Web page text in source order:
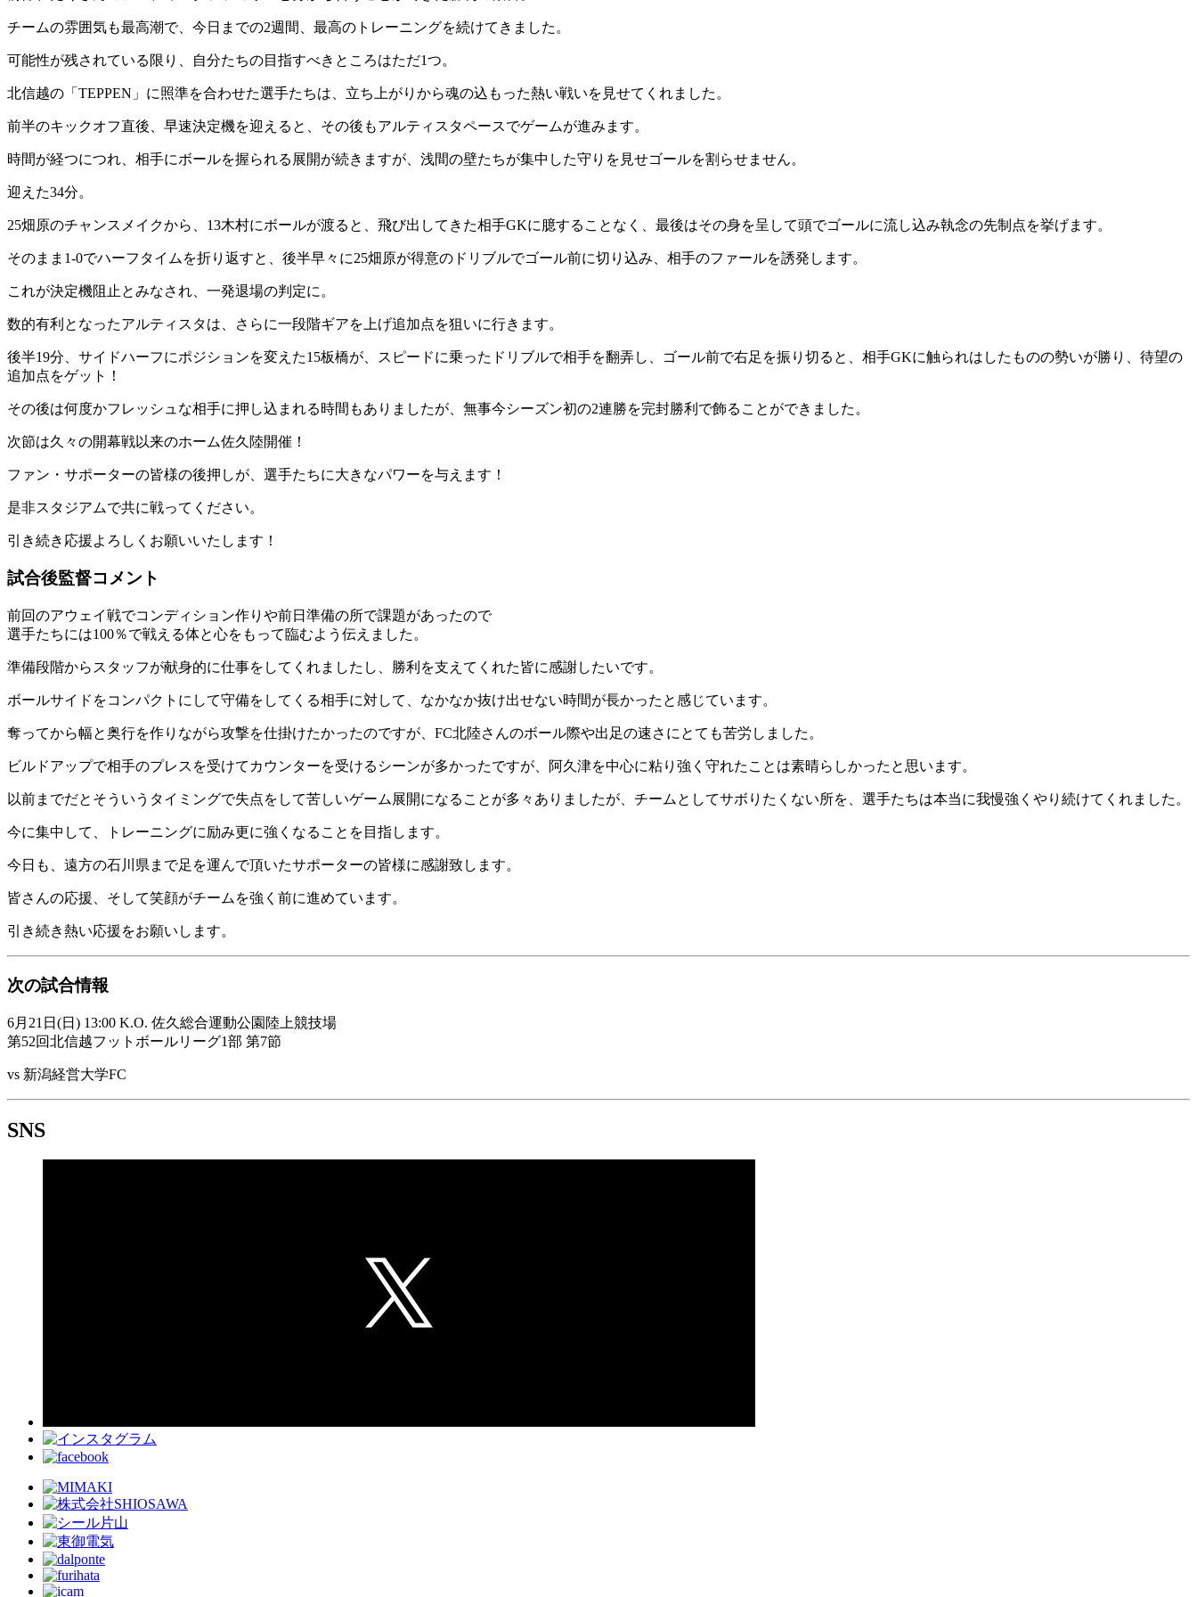
チームの雰囲気も最高潮で、今日までの2週間、最高のトレーニングを続けてきました。
可能性が残されている限り、自分たちの目指すべきところはただ1つ。
北信越の「TEPPEN」に照準を合わせた選手たちは、立ち上がりから魂の込もった熱い戦いを見せてくれました。
前半のキックオフ直後、早速決定機を迎えると、その後もアルティスタペースでゲームが進みます。
時間が経つにつれ、相手にボールを握られる展開が続きますが、浅間の壁たちが集中した守りを見せゴールを割らせません。
迎えた34分。
25畑原のチャンスメイクから、13木村にボールが渡ると、飛び出してきた相手GKに臆することなく、最後はその身を呈して頭でゴールに流し込み執念の先制点を挙げます。
そのまま1-0でハーフタイムを折り返すと、後半早々に25畑原が得意のドリブルでゴール前に切り込み、相手のファールを誘発します。
これが決定機阻止とみなされ、一発退場の判定に。
数的有利となったアルティスタは、さらに一段階ギアを上げ追加点を狙いに行きます。
後半19分、サイドハーフにポジションを変えた15板橋が、スピードに乗ったドリブルで相手を翻弄し、ゴール前で右足を振り切ると、相手GKに触られはしたものの勢いが勝り、待望の
追加点をゲット！
その後は何度かフレッシュな相手に押し込まれる時間もありましたが、無事今シーズン初の2連勝を完封勝利で飾ることができました。
次節は久々の開幕戦以来のホーム佐久陸開催！
ファン・サポーターの皆様の後押しが、選手たちに大きなパワーを与えます！
是非スタジアムで共に戦ってください。
引き続き応援よろしくお願いいたします！
試合後監督コメント
前回のアウェイ戦でコンディション作りや前日準備の所で課題があったので
選手たちには100％で戦える体と心をもって臨むよう伝えました。
準備段階からスタッフが献身的に仕事をしてくれましたし、勝利を支えてくれた皆に感謝したいです。
ボールサイドをコンパクトにして守備をしてくる相手に対して、なかなか抜け出せない時間が長かったと感じています。
奪ってから幅と奥行を作りながら攻撃を仕掛けたかったのですが、FC北陸さんのボール際や出足の速さにとても苦労しました。
ビルドアップで相手のプレスを受けてカウンターを受けるシーンが多かったですが、阿久津を中心に粘り強く守れたことは素晴らしかったと思います。
以前までだとそういうタイミングで失点をして苦しいゲーム展開になることが多々ありましたが、チームとしてサボりたくない所を、選手たちは本当に我慢強くやり続けてくれました。
今に集中して、トレーニングに励み更に強くなることを目指します。
今日も、遠方の石川県まで足を運んで頂いたサポーターの皆様に感謝致します。
皆さんの応援、そして笑顔がチームを強く前に進めています。
引き続き熱い応援をお願いします。
次の試合情報
6月21日(日) 13:00 K.O. 佐久総合運動公園陸上競技場
第52回北信越フットボールリーグ1部 第7節
vs 新潟経営大学FC
SNS